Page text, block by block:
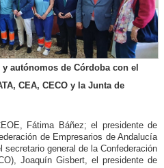
autónomos de Córdoba con el
CEA, CECO y la Junta de
Fátima Báñez; el presidente de
de Empresarios de Andalucía
general de la Confederación
Joaquín Gisbert, el presidente de